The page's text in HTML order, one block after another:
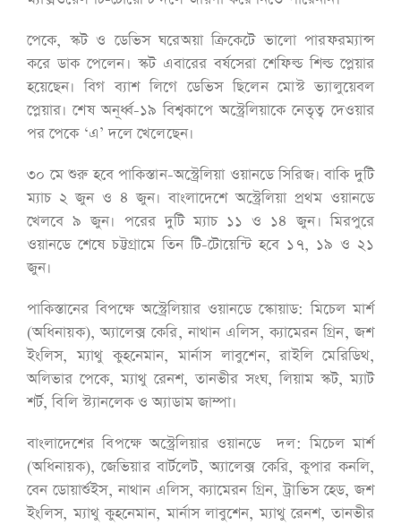
পেকে, স্কট ও ডেভিস ঘরেঅয়া ক্রিকেটে ভালো পারফরম্যান্স
করে ডাক পেলেন। স্কট এবারের বর্ষসেরা শেফিল্ড শিল্ড প্লেয়ার
হয়েছেন। বিগ ব্যাশ লিগে ডেভিস ছিলেন মোস্ট ভ্যালুয়েবল
প্লেয়ার। শেষ অনূর্ধ্ব-১৯ বিশ্বকাপে অস্ট্রেলিয়াকে নেতৃত্ব দেওয়ার
পর পেকে ‘এ’ দলে খেলেছেন।
৩০ মে শুরু হবে পাকিস্তান-অস্ট্রেলিয়া ওয়ানডে সিরিজ। বাকি দুটি
ম্যাচ ২ জুন ও ৪ জুন। বাংলাদেশে অস্ট্রেলিয়া প্রথম ওয়ানডে
খেলবে ৯ জুন। পরের দুটি ম্যাচ ১১ ও ১৪ জুন। মিরপুরে
ওয়ানডে শেষে চট্টগ্রামে তিন টি-টোয়েন্টি হবে ১৭, ১৯ ও ২১
জুন।
পাকিস্তানের বিপক্ষে অস্ট্রেলিয়ার ওয়ানডে স্কোয়াড: মিচেল মার্শ
(অধিনায়ক), অ্যালেক্স কেরি, নাথান এলিস, ক্যামেরন গ্রিন, জশ
ইংলিস, ম্যাথু কুহনেমান, মার্নাস লাবুশেন, রাইলি মেরিডিথ,
অলিভার পেকে, ম্যাথু রেনশ, তানভীর সংঘ, লিয়াম স্কট, ম্যাট
শর্ট, বিলি স্ট্যানলেক ও অ্যাডাম জাম্পা।
বাংলাদেশের বিপক্ষে অস্ট্রেলিয়ার ওয়ানডে দল: মিচেল মার্শ
(অধিনায়ক), জেভিয়ার বার্টলেট, অ্যালেক্স কেরি, কুপার কনলি,
বেন ডোয়ার্শুইস, নাথান এলিস, ক্যামেরন গ্রিন, ট্রাভিস হেড, জশ
ইংলিস, ম্যাথু কুহনেমান, মার্নাস লাবুশেন, ম্যাথু রেনশ, তানভীর